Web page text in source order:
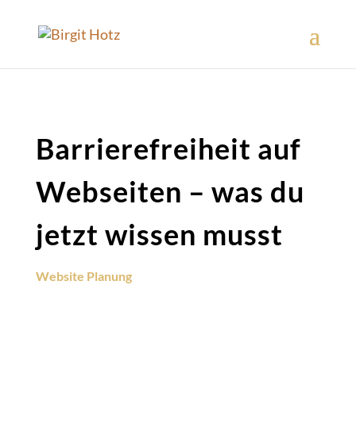
Barrierefreiheit auf
Webseiten – was du
jetzt wissen musst
Website Planung